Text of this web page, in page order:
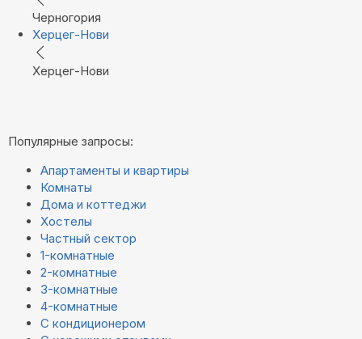
Черногория
Херцег-Нови
Херцег-Нови
Популярные запросы:
Апартаменты и квартиры
Комнаты
Дома и коттеджи
Хостелы
Частный сектор
1-комнатные
2-комнатные
3-комнатные
4-комнатные
С кондиционером